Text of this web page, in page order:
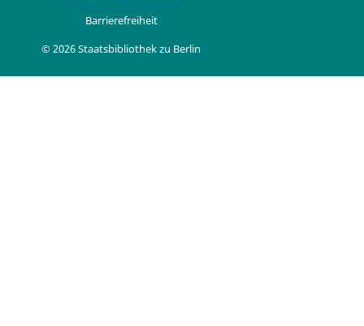
Barrierefreiheit
© 2026 Staatsbibliothek zu Berlin